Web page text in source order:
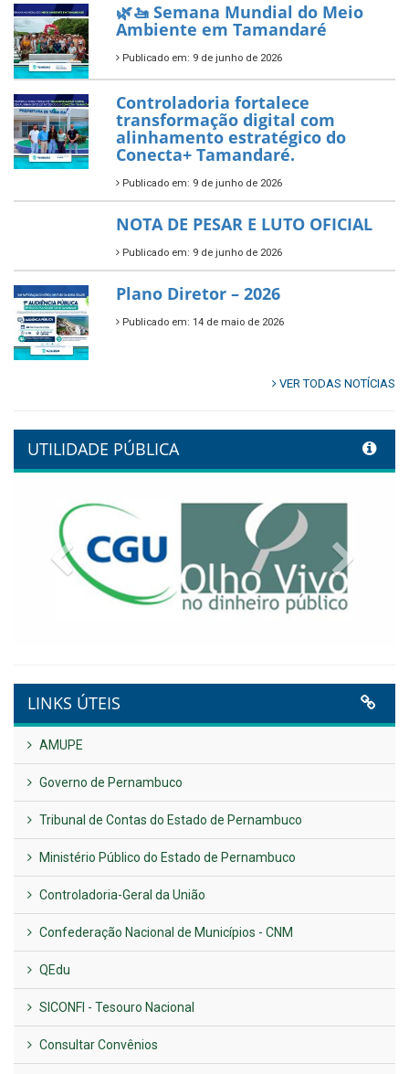
🌿🚤 Semana Mundial do Meio
Ambiente em Tamandaré
Publicado em: 9 de junho de 2026
Controladoria fortalece
transformação digital com
alinhamento estratégico do
Conecta+ Tamandaré.
Publicado em: 9 de junho de 2026
NOTA DE PESAR E LUTO OFICIAL
Publicado em: 9 de junho de 2026
Plano Diretor – 2026
Publicado em: 14 de maio de 2026
VER TODAS NOTÍCIAS
UTILIDADE PÚBLICA
Previous
LINKS ÚTEIS
AMUPE
Governo de Pernambuco
Tribunal de Contas do Estado de Pernambuco
Ministério Público do Estado de Pernambuco
Controladoria-Geral da União
Confederação Nacional de Municípios - CNM
QEdu
SICONFI - Tesouro Nacional
Consultar Convênios